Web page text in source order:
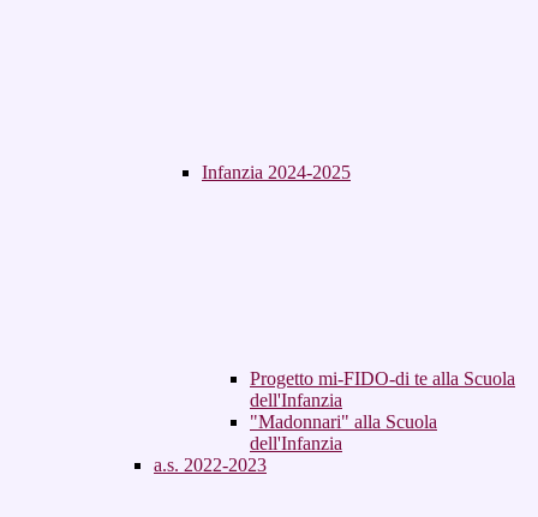
Infanzia 2024-2025
Progetto mi-FIDO-di te alla Scuola
dell'Infanzia
"Madonnari" alla Scuola
dell'Infanzia
a.s. 2022-2023